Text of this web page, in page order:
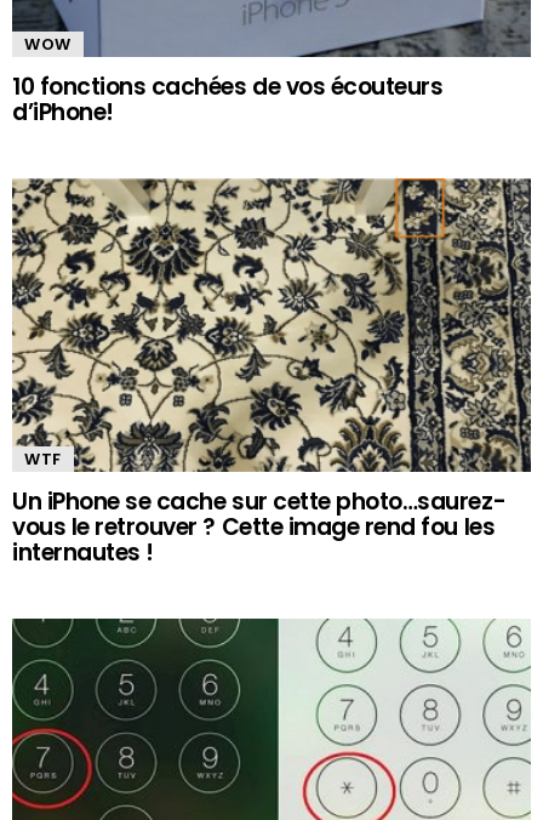
WOW
10 fonctions cachées de vos écouteurs
d’iPhone!
WTF
Un iPhone se cache sur cette photo…saurez-
vous le retrouver ? Cette image rend fou les
internautes !